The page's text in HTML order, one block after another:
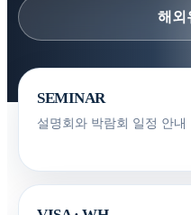
해외
SEMINAR
설명회와 박람회 일정 안내